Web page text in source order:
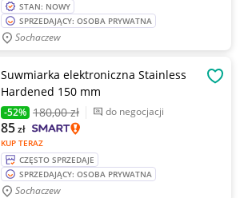
STAN: NOWY
SPRZEDAJĄCY: OSOBA PRYWATNA
Sochaczew
Suwmiarka elektroniczna Stainless
Hardened 150 mm
-52% 180,00 zł do negocjacji
KUP TERAZ
85zł
CZĘSTO SPRZEDAJE
SPRZEDAJĄCY: OSOBA PRYWATNA
Sochaczew